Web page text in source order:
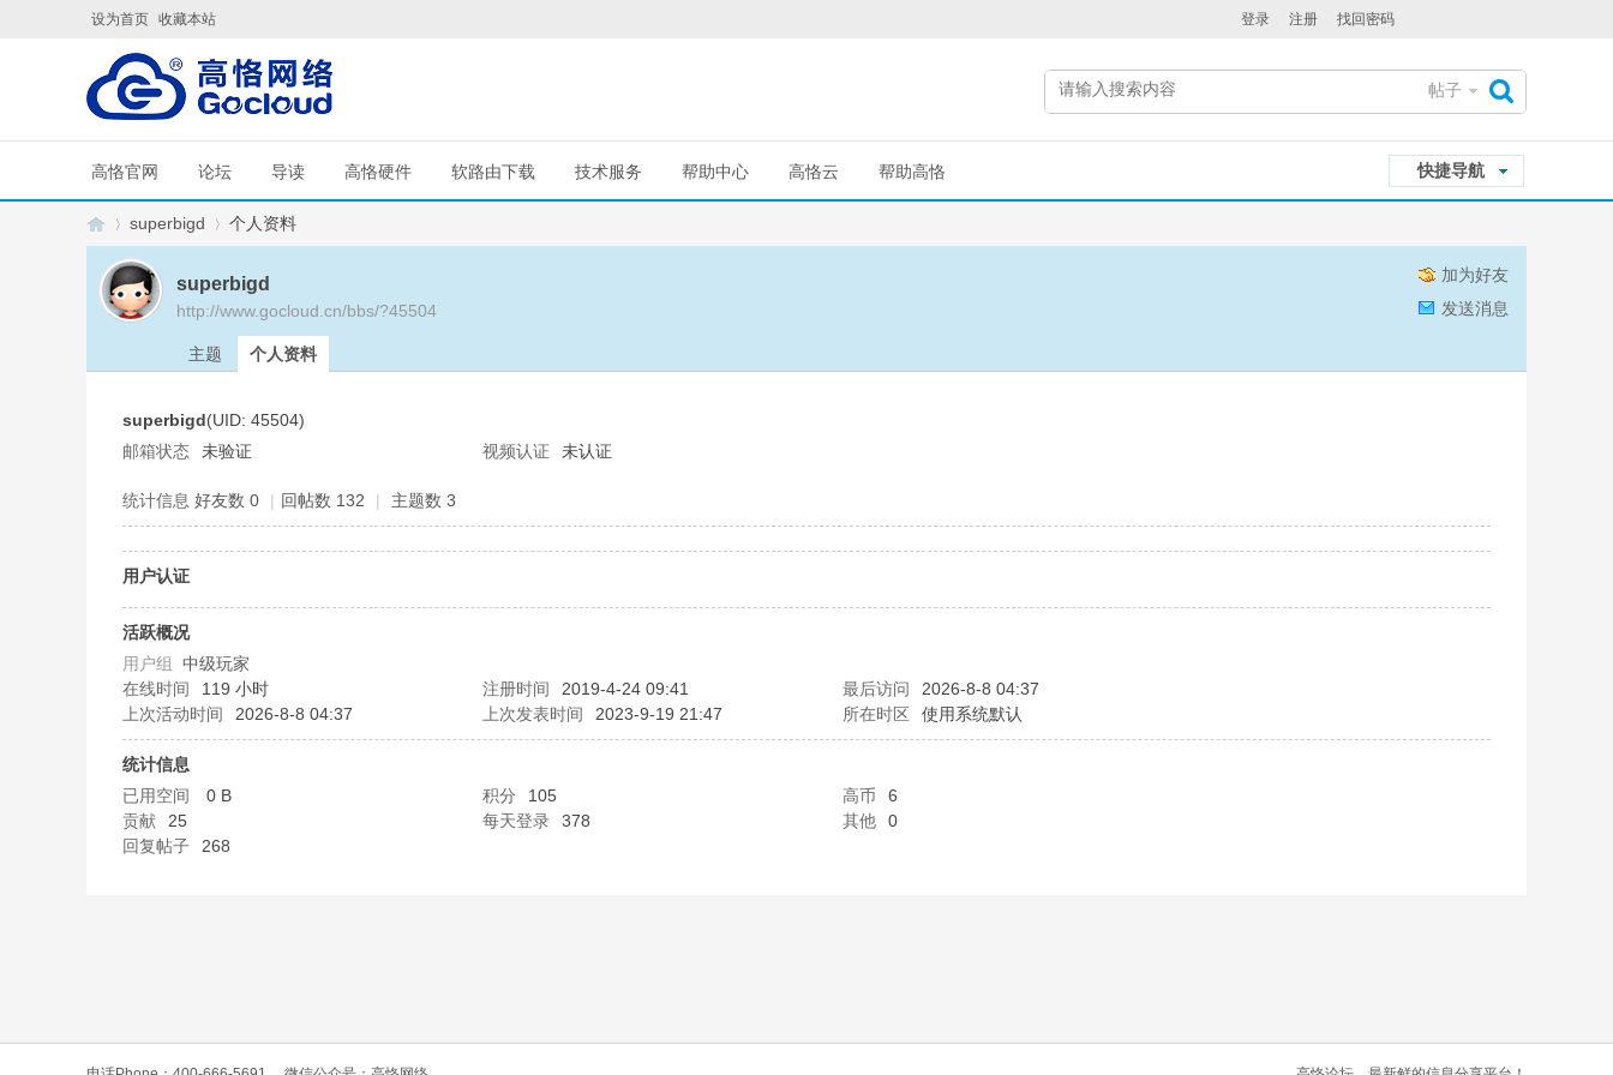
设为首页 收藏本站 登录 注册 找回密码
帖子
快捷导航
高恪官网 论坛 导读 高恪硬件 软路由下载 技术服务 帮助中心 高恪云 帮助高恪
L
superbigd 个人资料
加为好友
发送消息
superbigd
http://www.gocloud.cn/bbs/?45504
主题 个人资料
superbigd(UID: 45504)
邮箱状态
未验证 视频认证 未认证
统计信息 好友数 0 | 回帖数 132 | 主题数 3
用户认证
活跃概况
用户组 中级玩家
在线时间
119 小时 注册时间 2019-4-24 09:41 最后访问
2026-8-8 04:37
上次活动时间
2026-8-8 04:37 上次发表时间 2023-9-19 21:47 所在时区 使用系统默认
统计信息
已用空间
0 B 积分 105 高币
6
贡献
25 每天登录 378 其他
0
回复帖子
268